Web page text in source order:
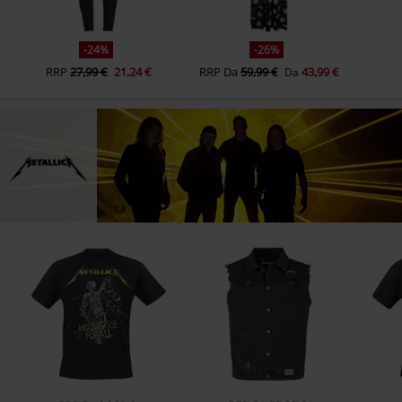
-24%
RRP 27,99 € 21,24 €
-26%
RRP Da 59,99 € Da 43,99 €